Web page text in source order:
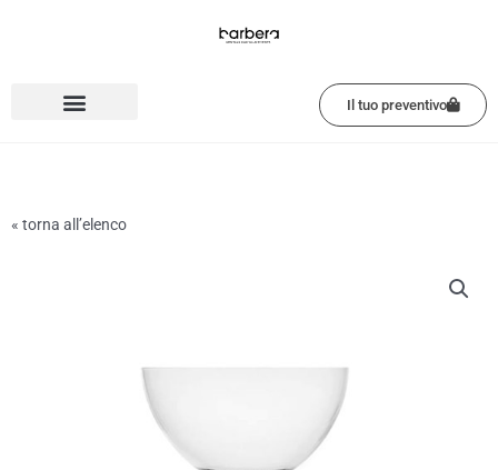
Il tuo preventivo
« torna all’elenco